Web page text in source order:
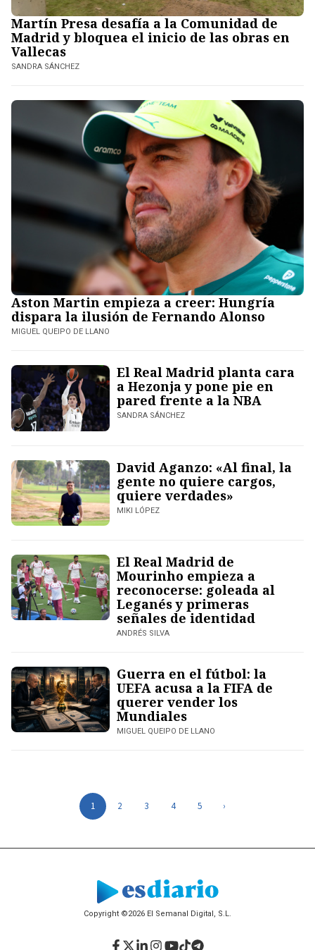
Martín Presa desafía a la Comunidad de
Madrid y bloquea el inicio de las obras en
Vallecas
SANDRA SÁNCHEZ
Aston Martin empieza a creer: Hungría
dispara la ilusión de Fernando Alonso
MIGUEL QUEIPO DE LLANO
El Real Madrid planta cara
a Hezonja y pone pie en
pared frente a la NBA
SANDRA SÁNCHEZ
David Aganzo: «Al final, la
gente no quiere cargos,
quiere verdades»
MIKI LÓPEZ
El Real Madrid de
Mourinho empieza a
reconocerse: goleada al
Leganés y primeras
señales de identidad
ANDRÉS SILVA
Guerra en el fútbol: la
UEFA acusa a la FIFA de
querer vender los
Mundiales
MIGUEL QUEIPO DE LLANO
1 2 3 4 5 ›
Copyright ©2026 El Semanal Digital, S.L.
Facebook
Twitter
LinkedIn
Instagram
YouTube
TikTok
Telegram